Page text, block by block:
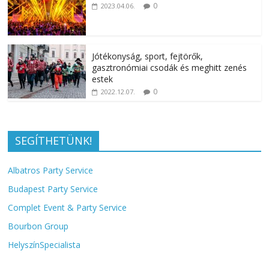
2023.04.06. 0
Jótékonyság, sport, fejtörők,
gasztronómiai csodák és meghitt zenés
estek
2022.12.07. 0
SEGÍTHETÜNK!
Albatros Party Service
Budapest Party Service
Complet Event & Party Service
Bourbon Group
HelyszínSpecialista